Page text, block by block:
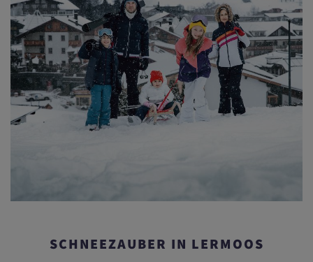
SCHNEEZAUBER IN LERMOOS